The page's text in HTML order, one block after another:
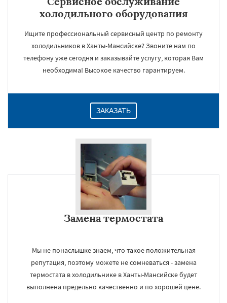
холодильного оборудования
Ищите профессиональный сервисный центр по ремонту
холодильников в Ханты-Мансийске? Звоните нам по
телефону уже сегодня и заказывайте услугу, которая Вам
необходима! Высокое качество гарантируем.
ЗАКАЗАТЬ
Замена термостата
Мы не понаслышке знаем, что такое положительная
репутация, поэтому можете не сомневаться - замена
термостата в холодильнике в Ханты-Мансийске будет
выполнена предельно качественно и по хорошей цене.